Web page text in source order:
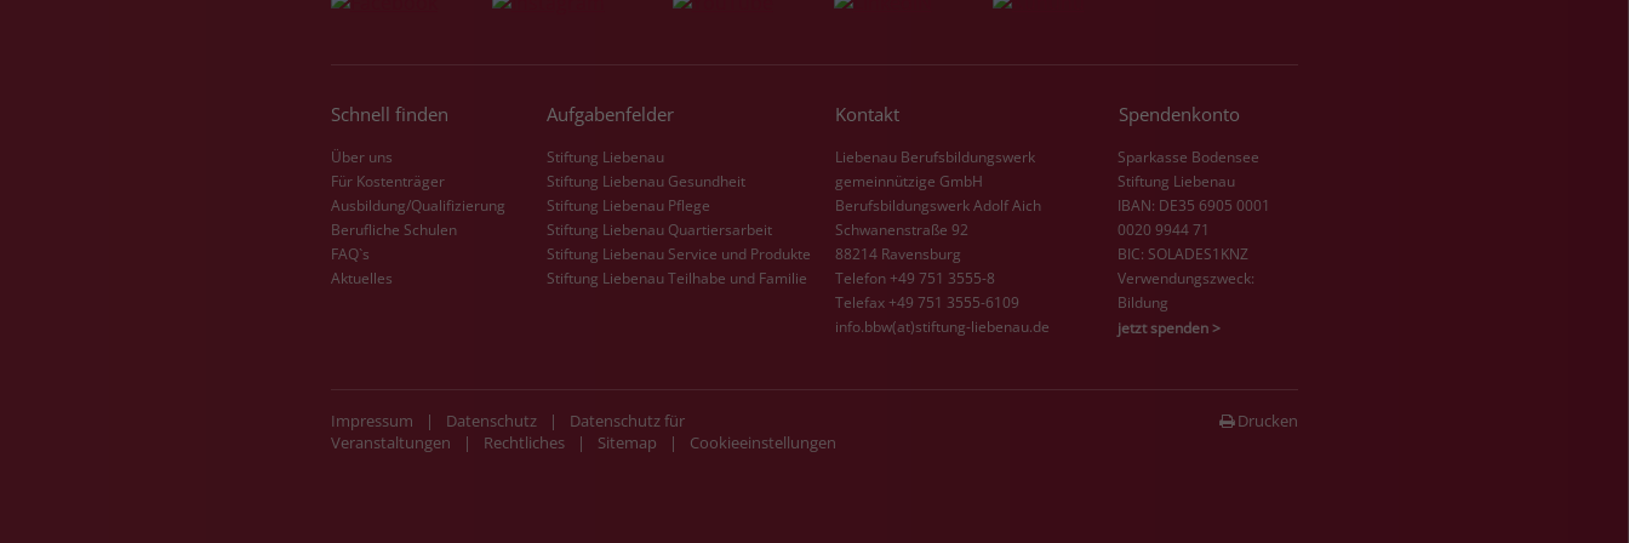
Schnell finden
Über uns
Für Kostenträger
Ausbildung/Qualifizierung
Berufliche Schulen
FAQ`s
Aktuelles
Aufgabenfelder
Stiftung Liebenau
Stiftung Liebenau Gesundheit
Stiftung Liebenau Pflege
Stiftung Liebenau Quartiersarbeit
Stiftung Liebenau Service und Produkte
Stiftung Liebenau Teilhabe und Familie
Kontakt Spendenkonto
Liebenau Berufsbildungswerk
gemeinnützige GmbH
Berufsbildungswerk Adolf Aich
Schwanenstraße 92
88214 Ravensburg
Telefon +49 751 3555-8
Telefax +49 751 3555-6109
info.bbw(at)stiftung-liebenau.de
Sparkasse Bodensee
Stiftung Liebenau
IBAN: DE35 6905 0001
0020 9944 71
BIC: SOLADES1KNZ
Verwendungszweck:
Bildung
jetzt spenden >
Impressum | Datenschutz |
Datenschutz für
Veranstaltungen
| Rechtliches | Sitemap | Cookieeinstellungen
Drucken